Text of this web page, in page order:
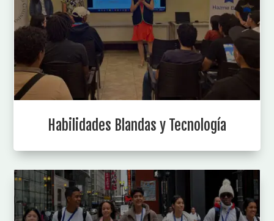
Habilidades Blandas y Tecnología